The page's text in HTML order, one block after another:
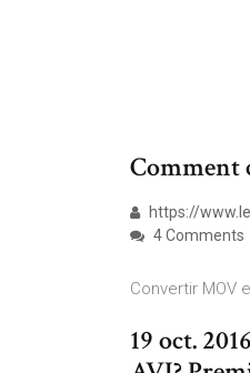
Comment
https://
4 Comments
Convertir MOV
19 oct.